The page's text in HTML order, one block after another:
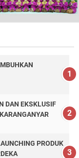
DAN EKSKLUSIF
PRODUK